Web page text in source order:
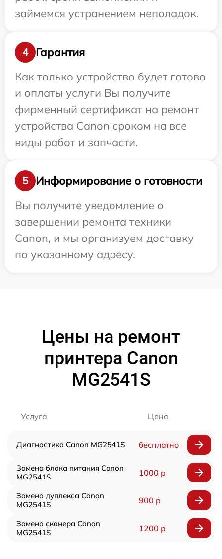
займемся устранением неполадок.
4
Гарантия
Как только устройство будет готово
и оплаты услуги Вы получите
фирменный сертификат на ремонт
устройства Canon сроком на все
виды работ и запчасти.
5
Информирование о готовности
Вы получите уведомление о
завершении ремонта техники
Canon, и мы организуем доставку
по указанному адресу.
Цены на ремонт
принтера Canon
MG2541S
Услуга Цена
Диагностика Canon MG2541S бесплатно
Замена блока питания Canon
MG2541S
1000 р
Замена дуплекса Canon
MG2541S
900 р
Замена сканера Canon
MG2541S
1200 р